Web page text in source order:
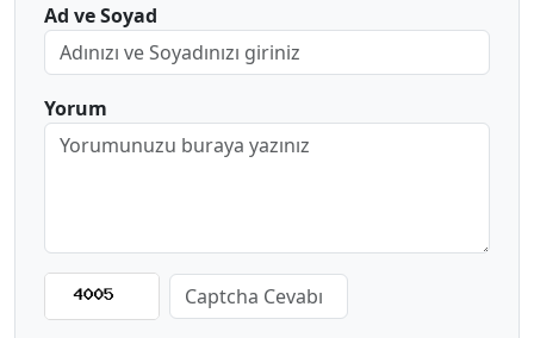
Ad ve Soyad
Yorum